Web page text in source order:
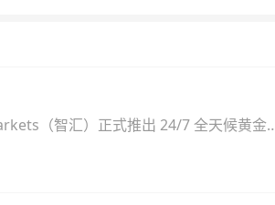
（智汇）正式推出 24/7 全天候黄金
支持软件及交易细则。